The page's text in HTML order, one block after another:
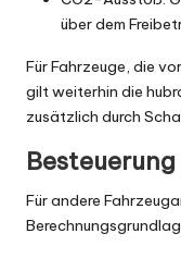
über dem
Für Fahrzeuge, die
gilt weiterhin die
zusätzlich durch
Für andere